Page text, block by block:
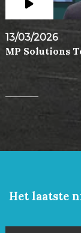
13/03/2026
MP Solutions
Het laatste